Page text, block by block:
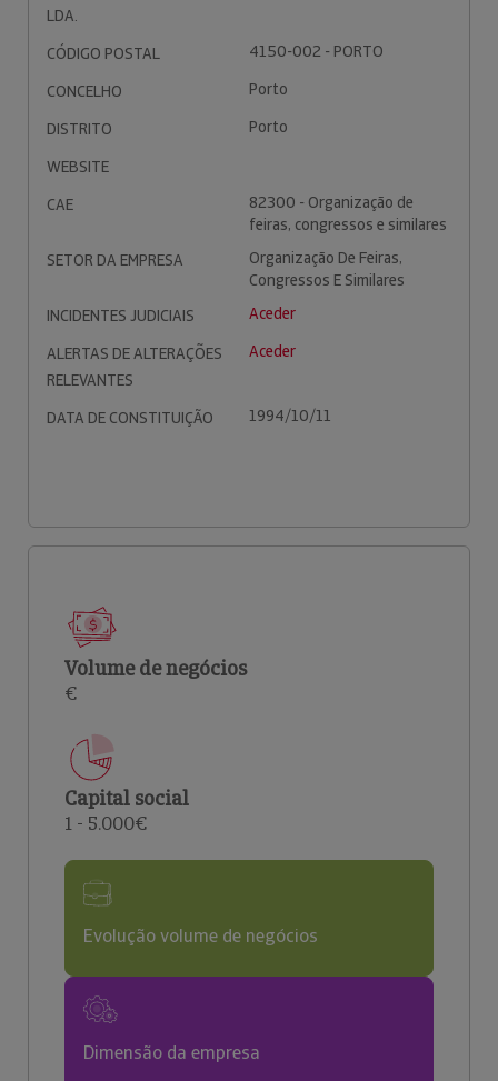
LDA.
CÓDIGO POSTAL
4150-002 - PORTO
CONCELHO
Porto
DISTRITO
Porto
WEBSITE
CAE
82300 - Organização de
feiras, congressos e similares
SETOR DA EMPRESA
Organização De Feiras,
Congressos E Similares
INCIDENTES JUDICIAIS
Aceder
ALERTAS DE ALTERAÇÕES
RELEVANTES
Aceder
DATA DE CONSTITUIÇÃO 1994/10/11
Volume de negócios
€
Capital social
1 - 5.000€
Evolução volume de negócios
Dimensão da empresa